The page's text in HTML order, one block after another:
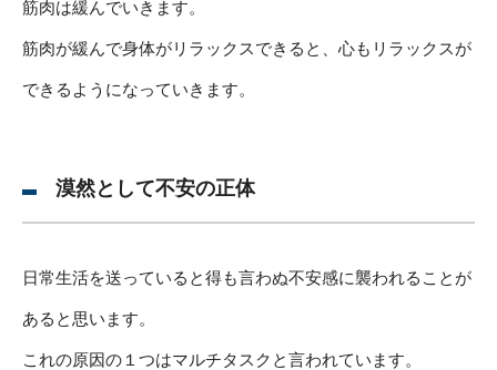
筋肉は緩んでいきます。
筋肉が緩んで身体がリラックスできると、心もリラックスが
できるようになっていきます。
漠然として不安の正体
日常生活を送っていると得も言わぬ不安感に襲われることが
あると思います。
これの原因の１つはマルチタスクと言われています。